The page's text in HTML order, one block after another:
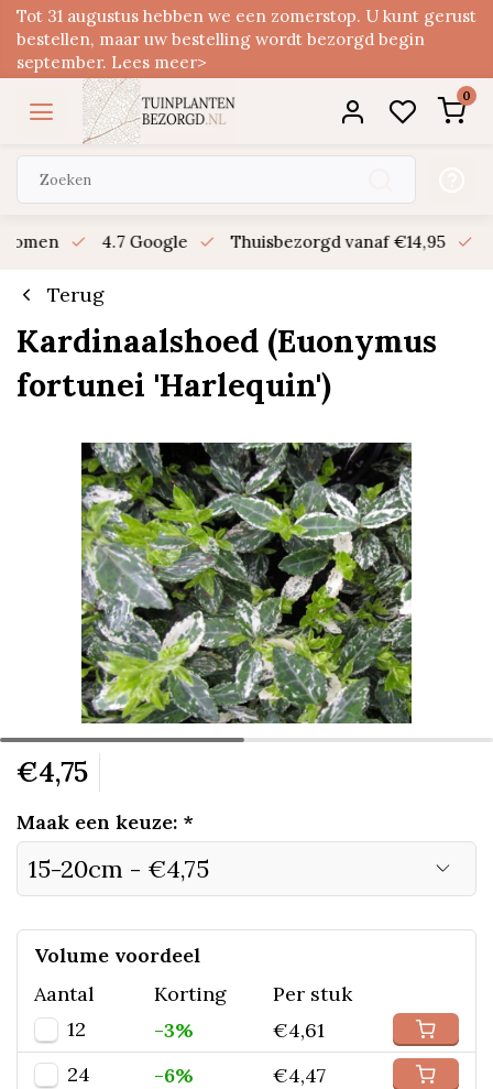
Tot 31 augustus hebben we een zomerstop. U kunt gerust
bestellen, maar uw bestelling wordt bezorgd begin
september. Lees meer>
0
4.7 Google Thuisbezorgd vanaf €14,95
Terug
Kardinaalshoed (Euonymus
fortunei 'Harlequin')
€4,75
Maak een keuze: *
Volume voordeel
Aantal
Korting
Per stuk
12
-3%
€4,61
24
-6%
€4,47